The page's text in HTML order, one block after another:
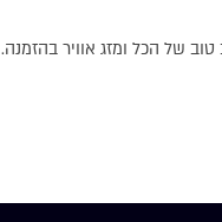
של הכל ומזג אוויר בהזמנה.